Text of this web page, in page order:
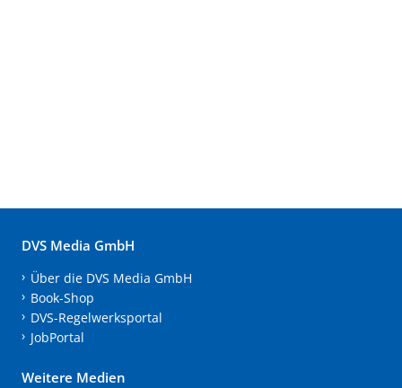
DVS Media GmbH
Über die DVS Media GmbH
Book-Shop
DVS-Regelwerksportal
JobPortal
Weitere Medien